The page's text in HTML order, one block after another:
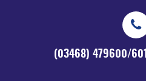
(03468) 479600/601